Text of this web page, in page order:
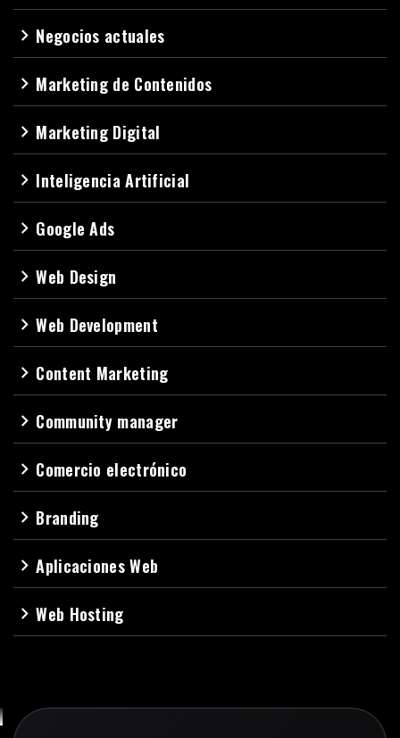
navigate_next Negocios actuales
navigate_next Marketing de Contenidos
navigate_next Marketing Digital
navigate_next Inteligencia Artificial
navigate_next Google Ads
navigate_nextWeb Design
navigate_nextWeb Development
navigate_next Content Marketing
navigate_next Community manager
navigate_next Comercio electrónico
navigate_next Branding
navigate_nextAplicaciones Web
navigate_nextWeb Hosting